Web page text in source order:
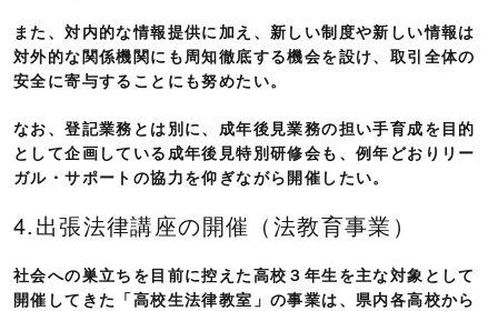
また、対内的な情報提供に加え、新しい制度や新しい情報は
対外的な関係機関にも周知徹底する機会を設け、取引全体の
安全に寄与することにも努めたい。
なお、登記業務とは別に、成年後見業務の担い手育成を目的
として企画している成年後見特別研修会も、例年どおりリー
ガル・サポートの協力を仰ぎながら開催したい。
4.出張法律講座の開催（法教育事業）
社会への巣立ちを目前に控えた高校３年生を主な対象として
開催してきた「高校生法律教室」の事業は、県内各高校から